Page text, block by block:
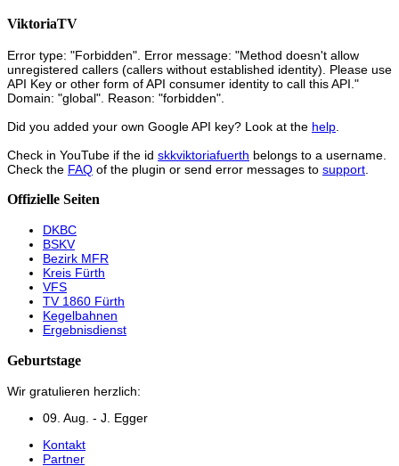
ViktoriaTV
Error type: "Forbidden". Error message: "Method doesn't allow
unregistered callers (callers without established identity). Please use
API Key or other form of API consumer identity to call this API."
Domain: "global". Reason: "forbidden".
Did you added your own Google API key? Look at the help
Check in YouTube if the id skkviktoriafuerth belongs to a username.
Check the FAQ of the plugin or send error messages to support
Offizielle Seiten
DKBC
BSKV
Bezirk MFR
Kreis Fürth
VFS
TV 1860 Fürth
Kegelbahnen
Ergebnisdienst
Geburtstage
Wir gratulieren herzlich:
09. Aug. - J. Egger
Kontakt
Partner